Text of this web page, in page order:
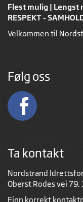
Flest mulig | Lengst
RESPEKT -
Velkommen til
Følg oss
Ta kontakt
Nordstrand
Oberst Rodes vei 79,
Finn korrekt